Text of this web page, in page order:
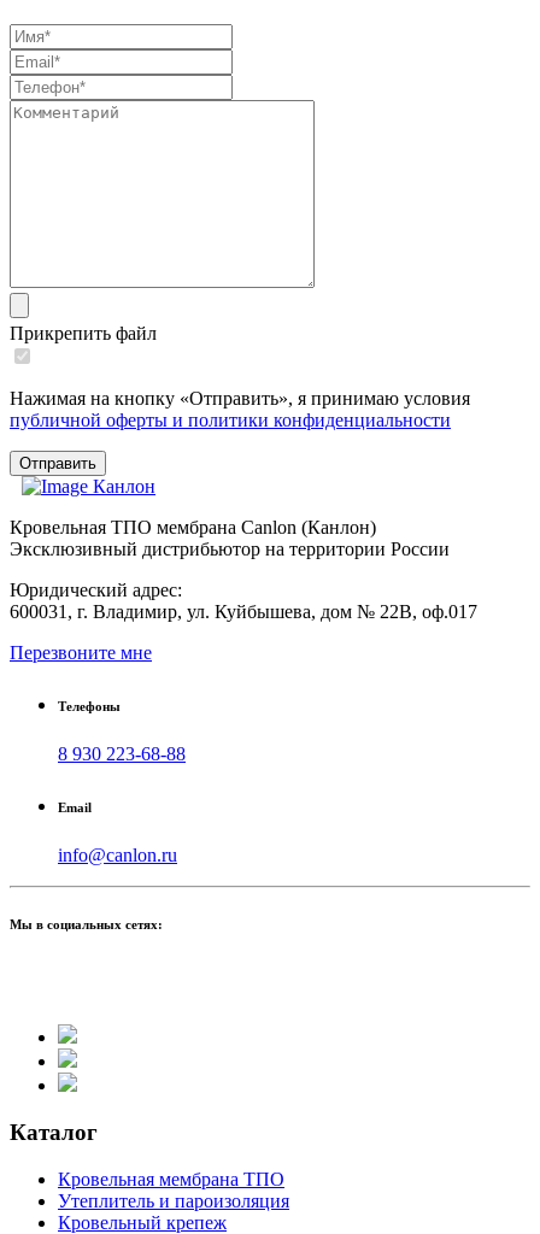
Прикрепить файл
Нажимая на кнопку «Отправить», я принимаю условия
публичной оферты и политики конфиденциальности
Отправить
Канлон
Кровельная ТПО мембрана Canlon (Канлон)
Эксклюзивный дистрибьютор на территории России
Юридический адрес:
600031, г. Владимир, ул. Куйбышева, дом № 22В, оф.017
Перезвоните мне
Телефоны
8 930 223-68-88
Email
info@canlon.ru
Мы в социальных сетях:
Каталог
Кровельная мембрана ТПО
Утеплитель и пароизоляция
Кровельный крепеж